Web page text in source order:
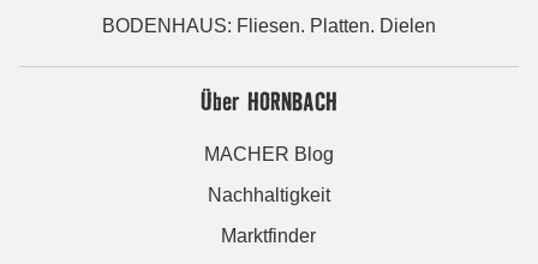
BODENHAUS: Fliesen. Platten. Dielen
Über HORNBACH
MACHER Blog
Nachhaltigkeit
Marktfinder